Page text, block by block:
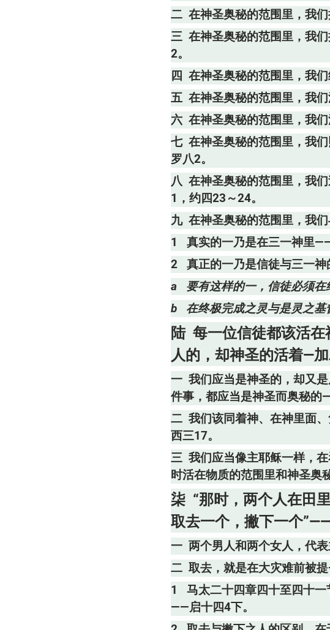
二 在神圣奥秘的范围里，我
三 在神圣奥秘的范围里，我
2。
四 在神圣奥秘的范围里，我
五 在神圣奥秘的范围里，我
六 在神圣奥秘的范围里，我
七 在神圣奥秘的范围里，我
罗八2。
八 在神圣奥秘的范围里，我
1，约四23～24。
九 在神圣奥秘的范围里，我
1 真实的一乃是在三一神里
2 真正的一乃是信徒与三一神
a 要有这样的一，信徒必须在
b 在终极完成之灵与是灵之基
陆 每一位信徒都该活
人的，却神圣的活着—
一 我们应当是神圣的，却又
件事，都应当是神圣而奥秘的
二 我们该同着神、在神里面
西三17。
三 我们应当像主耶稣一样，
时活在物质的范围里和神圣奥
柒 “那时，两个人在田
取去一个，撇下一个
一 两个男人和两个女人，代
二 取去，就是在大灾难前被
1 马太二十四章四十至四十一
——启十四4下。